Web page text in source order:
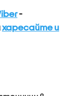
-
харесайте и